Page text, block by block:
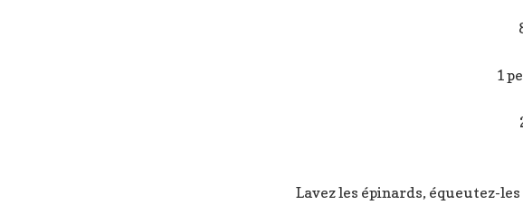
1
Lavez les épinards, équeutez-